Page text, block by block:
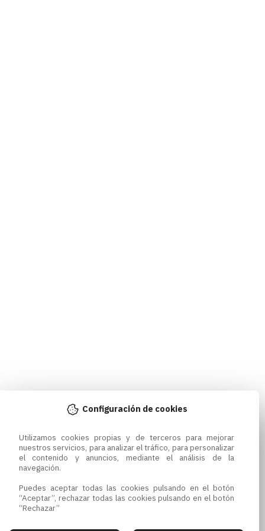
Configuración de cookies
Utilizamos cookies propias y de terceros para mejorar
nuestros servicios, para analizar el tráfico, para personalizar
el contenido y anuncios, mediante el análisis de la
navegación.
Puedes aceptar todas las cookies pulsando en el botón
“Aceptar”, rechazar todas las cookies pulsando en el botón
“Rechazar”